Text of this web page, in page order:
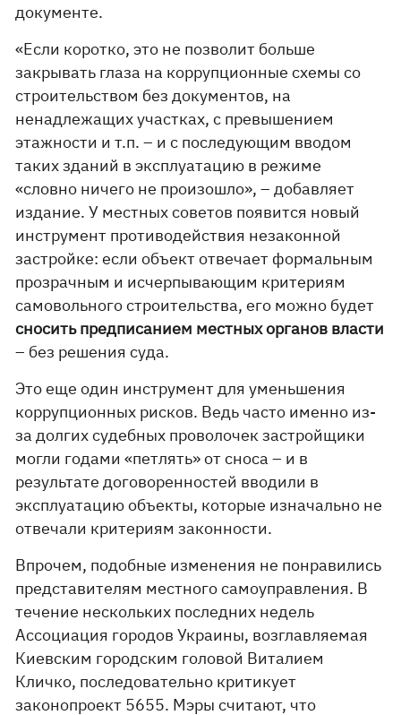
документе.
«Если коротко, это не позволит больше
закрывать глаза на коррупционные схемы со
строительством без документов, на
ненадлежащих участках, с превышением
этажности и т.п. – и с последующим вводом
таких зданий в эксплуатацию в режиме
«словно ничего не произошло», – добавляет
издание. У местных советов появится новый
инструмент противодействия незаконной
застройке: если объект отвечает формальным
прозрачным и исчерпывающим критериям
самовольного строительства, его можно будет
сносить предписанием местных органов власти
– без решения суда.
Это еще один инструмент для уменьшения
коррупционных рисков. Ведь часто именно из-
за долгих судебных проволочек застройщики
могли годами «петлять» от сноса – и в
результате договоренностей вводили в
эксплуатацию объекты, которые изначально не
отвечали критериям законности.
Впрочем, подобные изменения не понравились
представителям местного самоуправления. В
течение нескольких последних недель
Ассоциация городов Украины, возглавляемая
Киевским городским головой Виталием
Кличко, последовательно критикует
законопроект 5655. Мэрысчитают, что